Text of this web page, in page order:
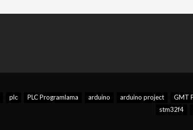
plc PLC Programlama arduino arduino project GMT
stm32f4